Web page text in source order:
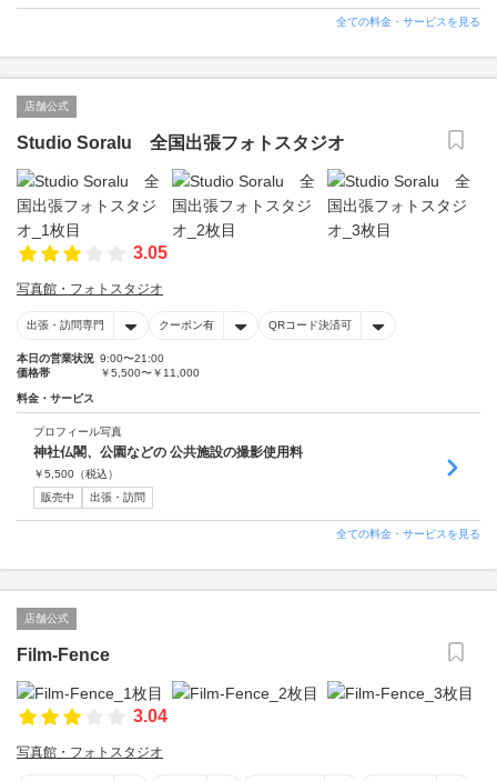
全ての料金・サービスを見る
店舗公式
Studio Soralu 全国出張フォトスタジオ
3.05
写真館・フォトスタジオ
出張・訪問専門 クーポン有 QRコード決済可
本日の営業状況 9:00〜21:00
価格帯
￥5,500〜￥11,000
料金・サービス
プロフィール写真
神社仏閣、公園などの 公共施設の撮影使用料
￥5,500 （税込）
販売中
出張・訪問
全ての料金・サービスを見る
店舗公式
Film-Fence
3.04
写真館・フォトスタジオ